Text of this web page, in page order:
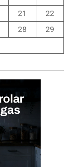
21
22
28
29